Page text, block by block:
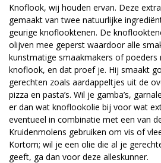
Knoflook, wij houden ervan. Deze
gemaakt van twee natuurlijke
geurige knoflooktenen. De
olijven mee geperst waardoor alle
kunstmatige smaakmakers of poeders
knoflook, en dat proef je. Hij smaakt
gerechten zoals aardappeltjes uit de
pizza en pasta’s. Wil je gamba’s,
er dan wat knoflookolie bij voor wat
eventueel in combinatie met een van
Kruidenmolens gebruiken om vis of
Kortom; wil je een olie die al je
geeft, ga dan voor deze alleskunner.